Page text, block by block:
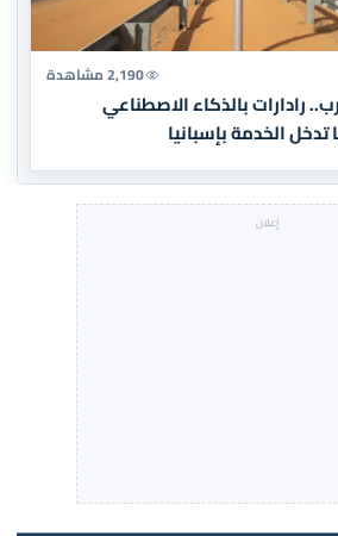
2,190 مشاهدة
رادارات بالذكاء الاصطناعي
الخدمة بإسبانيا